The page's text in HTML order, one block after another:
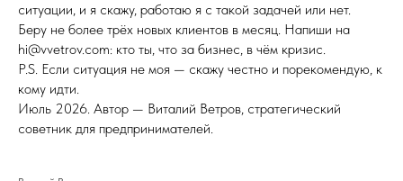
ситуации, и я скажу, работаю я с такой задачей или нет.
Беру не более трёх новых клиентов в месяц. Напиши на
hi@vvetrov.com: кто ты, что за бизнес, в чём кризис.
P.S. Если ситуация не моя — скажу честно и порекомендую, к
кому идти.
Июль 2026. Автор — Виталий Ветров, стратегический
советник для предпринимателей.